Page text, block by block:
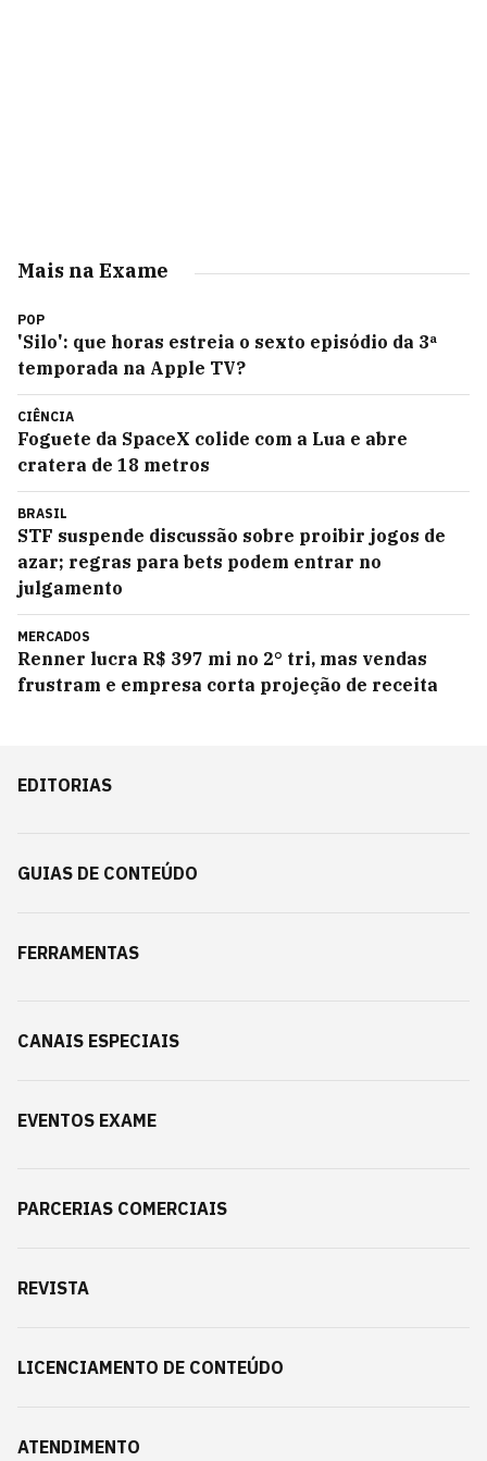
Mais na Exame
POP
'Silo': que horas estreia o sexto episódio da 3ª
temporada na Apple TV?
CIÊNCIA
Foguete da SpaceX colide com a Lua e abre
cratera de 18 metros
BRASIL
STF suspende discussão sobre proibir jogos de
azar; regras para bets podem entrar no
julgamento
MERCADOS
Renner lucra R$ 397 mi no 2° tri, mas vendas
frustram e empresa corta projeção de receita
EDITORIAS
GUIAS DE CONTEÚDO
FERRAMENTAS
CANAIS ESPECIAIS
EVENTOS EXAME
PARCERIAS COMERCIAIS
REVISTA
LICENCIAMENTO DE CONTEÚDO
ATENDIMENTO